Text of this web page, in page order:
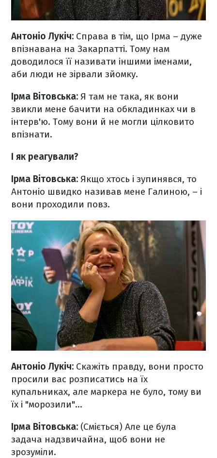
Антоніо Лукіч: Справа в тім, що Ірма – дуже
впізнавана на Закарпатті. Тому нам
доводилося її називати іншими іменами,
аби люди не зірвали зйомку.
Ірма Вітовська: Я там не така, як вони
звикли мене бачити на обкладинках чи в
інтерв'ю. Тому вони й не могли цілковито
впізнати.
І як реагували?
Ірма Вітовська: Якщо хтось і зупинявся, то
Антоніо швидко називав мене Галиною, – і
вони проходили повз.
Антоніо Лукіч: Скажіть правду, вони просто
просили вас розписатись на їх
купальниках, але маркера не було, тому ви
їх і "морозили"...
Ірма Вітовська: (Сміється) Але це була
задача надзвичайна, щоб вони не
зрозуміли.